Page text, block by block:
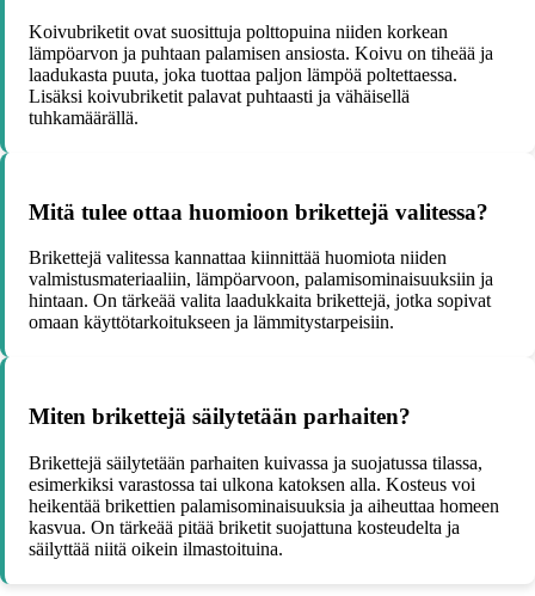
Koivubriketit ovat suosittuja polttopuina niiden korkean
lämpöarvon ja puhtaan palamisen ansiosta. Koivu on tiheää ja
laadukasta puuta, joka tuottaa paljon lämpöä poltettaessa.
Lisäksi koivubriketit palavat puhtaasti ja vähäisellä
tuhkamäärällä.
Mitä tulee ottaa huomioon brikettejä valitessa?
Brikettejä valitessa kannattaa kiinnittää huomiota niiden
valmistusmateriaaliin, lämpöarvoon, palamisominaisuuksiin ja
hintaan. On tärkeää valita laadukkaita brikettejä, jotka sopivat
omaan käyttötarkoitukseen ja lämmitystarpeisiin.
Miten brikettejä säilytetään parhaiten?
Brikettejä säilytetään parhaiten kuivassa ja suojatussa tilassa,
esimerkiksi varastossa tai ulkona katoksen alla. Kosteus voi
heikentää brikettien palamisominaisuuksia ja aiheuttaa homeen
kasvua. On tärkeää pitää briketit suojattuna kosteudelta ja
säilyttää niitä oikein ilmastoituina.